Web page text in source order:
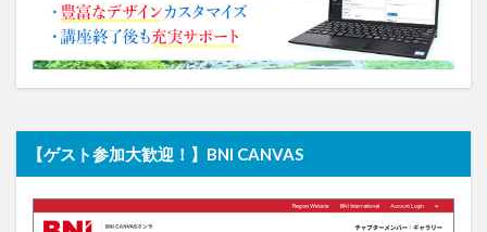
【ゲスト参加大歓迎！】BNI CANVAS